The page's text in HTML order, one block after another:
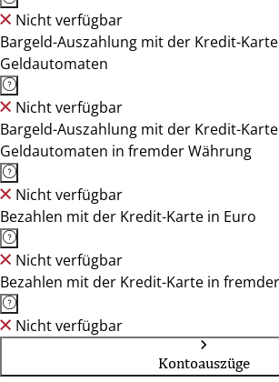
Nicht verfügbar
Bargeld-Auszahlung mit der Kredit-
Geldautomaten
Nicht verfügbar
Bargeld-Auszahlung mit der Kredit-
Geldautomaten in fremder Währung
Nicht verfügbar
Bezahlen mit der Kredit-Karte in Euro
Nicht verfügbar
Bezahlen mit der Kredit-Karte in
Nicht verfügbar
Kontoauszüge